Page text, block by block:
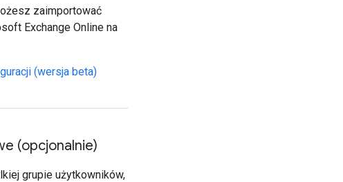
zaimportować
Exchange Online na
(wersja beta)
(opcjonalnie)
grupie użytkowników,